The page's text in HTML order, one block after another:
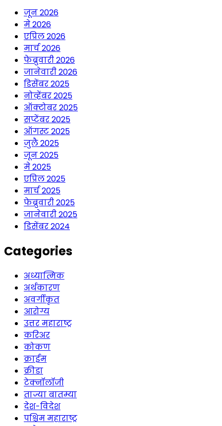
जून 2026
मे 2026
एप्रिल 2026
मार्च 2026
फेब्रुवारी 2026
जानेवारी 2026
डिसेंबर 2025
नोव्हेंबर 2025
ऑक्टोबर 2025
सप्टेंबर 2025
ऑगस्ट 2025
जुलै 2025
जून 2025
मे 2025
एप्रिल 2025
मार्च 2025
फेब्रुवारी 2025
जानेवारी 2025
डिसेंबर 2024
Categories
अध्यात्मिक
अर्थकारण
अवर्गीकृत
आरोग्य
उत्तर महाराष्ट्र
करिअर
कोकण
क्राईम
क्रीडा
टेक्नॉलॉजी
ताज्या बातम्या
देश-विदेश
पश्चिम महाराष्ट्र